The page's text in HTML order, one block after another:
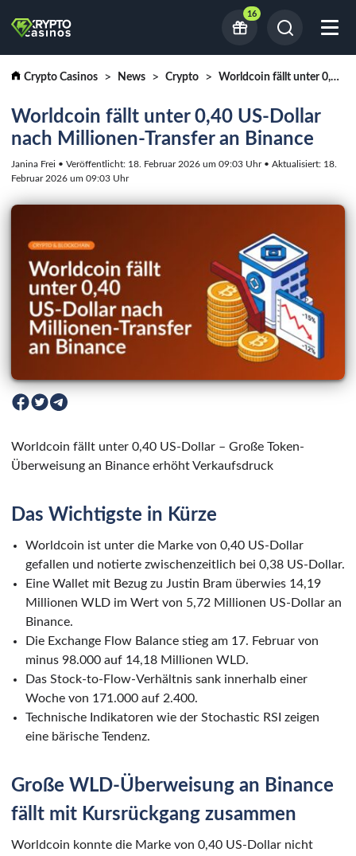
16
Crypto Casinos News Crypto Worldcoin fällt unter 0,40 US-Dollar nach Millionen-Transfer an Binance
Worldcoin fällt unter 0,40 US-Dollar
nach Millionen-Transfer an Binance
Janina Frei • Veröffentlicht: 18. Februar 2026 um 09:03 Uhr • Aktualisiert: 18.
Februar 2026 um 09:03 Uhr
Worldcoin fällt unter 0,40 US-Dollar – Große Token-
Überweisung an Binance erhöht Verkaufsdruck
Das Wichtigste in Kürze
Worldcoin ist unter die Marke von 0,40 US-Dollar
gefallen und notierte zwischenzeitlich bei 0,38 US-Dollar.
Eine Wallet mit Bezug zu Justin Bram überwies 14,19
Millionen WLD im Wert von 5,72 Millionen US-Dollar an
Binance.
Die Exchange Flow Balance stieg am 17. Februar von
minus 98.000 auf 14,18 Millionen WLD.
Das Stock-to-Flow-Verhältnis sank innerhalb einer
Woche von 171.000 auf 2.400.
Technische Indikatoren wie der Stochastic RSI zeigen
eine bärische Tendenz.
Große WLD-Überweisung an Binance
fällt mit Kursrückgang zusammen
Worldcoin konnte die Marke von 0,40 US-Dollar nicht